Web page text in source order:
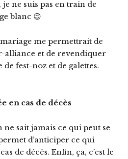
ne suis pas en train de
blanc 😉
me permettrait de
alliance et de revendiquer
fest-noz et de galettes.
en cas de décès
ne sait jamais ce qui peut se
d’anticiper ce qui
de décès. Enfin, ça, c’est le